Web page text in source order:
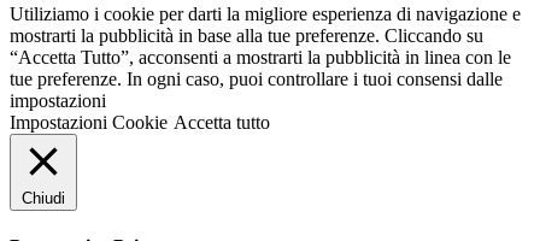
Utiliziamo i cookie per darti la migliore esperienza di navigazione e
mostrarti la pubblicità in base alla tue preferenze. Cliccando su
“Accetta Tutto”, acconsenti a mostrarti la pubblicità in linea con le
tue preferenze. In ogni caso, puoi controllare i tuoi consensi dalle
impostazioni
Impostazioni Cookie Accetta tutto
Chiudi